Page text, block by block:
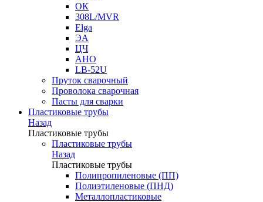
ОК
308L/MVR
Elga
ЭА
ЦЧ
АНО
LB-52U
Пруток сварочный
Проволока сварочная
Пасты для сварки
Пластиковые трубы
Назад
Пластиковые трубы
Пластиковые трубы
Назад
Пластиковые трубы
Полипропиленовые (ПП)
Полиэтиленовые (ПНД)
Металлопластиковые